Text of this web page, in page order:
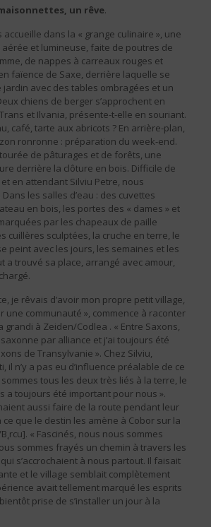
un rêve.
accueille dans la « grange culinaire », une
et lumineuse, faite de poutres de
de nappes à carreaux rouges et
faïence de Saxe, derrière laquelle se
avec des tables ombragées et un
chiens de berger s’approchent en
et Ilvania, présente-t-elle en souriant.
café, tarte aux abricots ? En arrière-plan,
ronronne : préparation du week-end.
de pâturages et de forêts, une
derrière la clôture en bois. Difficile de
en attendant Silviu Petre, nous
les salles d’eau : des cuvettes
en bois, les portes des « dames » et
par les chapeaux de paille
cuillères sculptées, la cruche en terre, le
peint avec les jours, les semaines et les
a trouvé sa place, arrangé avec amour,
je rêvais d’avoir mon propre petit village,
une communauté », commence à raconter
grandi à Zeiden/Codlea . « Entre Saxons,
par alliance et j’ai toujours été
de Transylvanie ». Chez Silviu,
il n’y a pas eu d’influence préalable de ce
tous les deux très liés à la terre, le
a toujours été important pour nous ».
aussi faire de la route pendant leur
ce que le destin les amène à Cobor sur la
« Fascinés, nous nous sommes
sommes frayés un chemin à travers les
s’accrochaient à nous partout. Il faisait
et le village semblait complètement
avait tellement marqué les esprits
prise de s’installer un jour à la